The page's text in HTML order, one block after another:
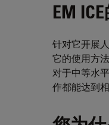
EM
针对它开展
它的使用方
对于中等水
作都能达到